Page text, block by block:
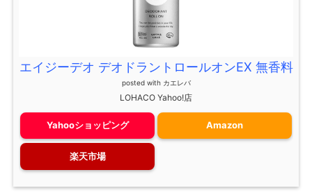
エイジーデオ デオドラントロールオンEX 無香料
posted with カエレバ
LOHACO Yahoo!店
Yahooショッピング Amazon
楽天市場